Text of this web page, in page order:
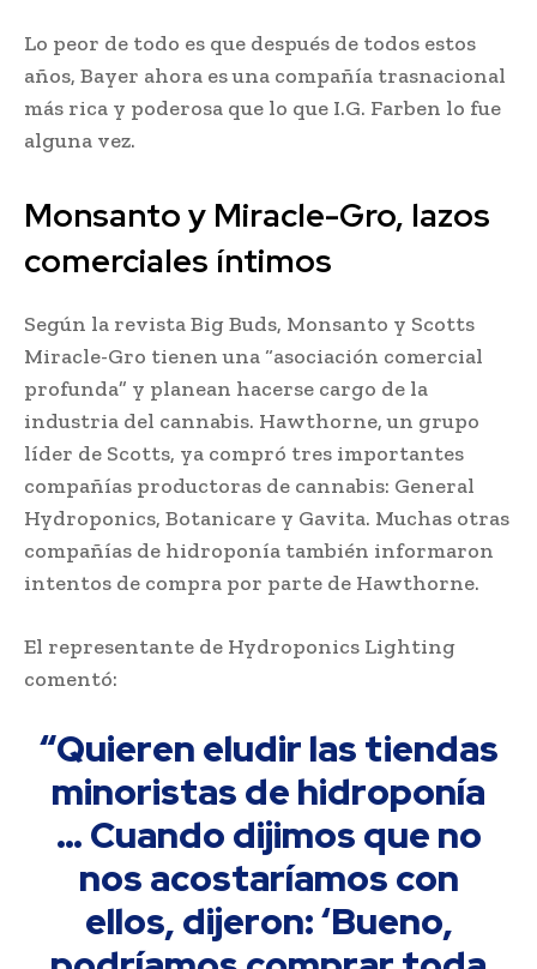
Lo peor de todo es que después de todos estos
años, Bayer ahora es una compañía trasnacional
más rica y poderosa que lo que I.G. Farben lo fue
alguna vez.
Monsanto y Miracle-Gro, lazos
comerciales íntimos
Según la revista Big Buds, Monsanto y Scotts
Miracle-Gro tienen una “asociación comercial
profunda” y planean hacerse cargo de la
industria del cannabis. Hawthorne, un grupo
líder de Scotts, ya compró tres importantes
compañías productoras de cannabis: General
Hydroponics, Botanicare y Gavita. Muchas otras
compañías de hidroponía también informaron
intentos de compra por parte de Hawthorne.
El representante de Hydroponics Lighting
comentó:
“Quieren eludir las tiendas
minoristas de hidroponía
… Cuando dijimos que no
nos acostaríamos con
ellos, dijeron: ‘Bueno,